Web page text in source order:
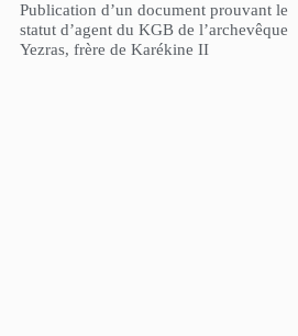
Publication d’un document prouvant le
statut d’agent du KGB de l’archevêque
Yezras, frère de Karékine II